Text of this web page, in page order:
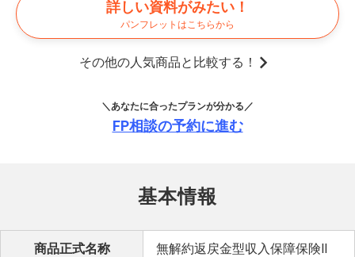
詳しい資料がみたい！
パンフレットはこちらから
その他の人気商品と比較する！
＼あなたに合ったプランが分かる／
FP相談の予約に進む
基本情報
商品正式名称 無解約返戻金型収入保障保険Ⅱ